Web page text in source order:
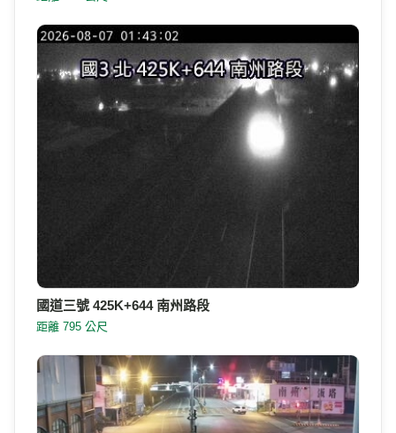
國道三號 425K+644 南州路段
距離 795 公尺